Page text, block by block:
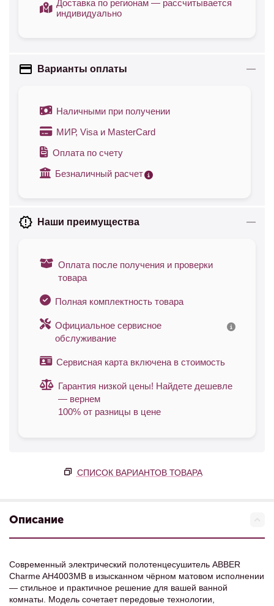
Доставка по регионам — рассчитывается
индивидуально
Варианты оплаты
Наличными при получении
МИР, Visa и MasterCard
Оплата по счету
Безналичный расчет
Наши преимущества
Оплата после получения и проверки
товара
Полная комплектность товара
Официальное сервисное
обслуживание
Сервисная карта включена в стоимость
Гарантия низкой цены! Найдете дешевле
— вернем
100% от разницы в цене
СПИСОК ВАРИАНТОВ ТОВАРА
Описание
Современный электрический полотенцесушитель ABBER
Charme AH4003MB в изысканном чёрном матовом исполнении
— стильное и практичное решение для вашей ванной
комнаты. Модель сочетает передовые технологии,